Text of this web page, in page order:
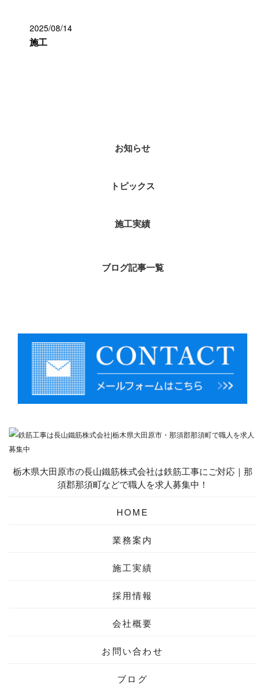
2025/08/14
施工
お知らせ
トピックス
施工実績
ブログ記事一覧
栃木県大田原市の長山鐵筋株式会社は鉄筋工事にご対応｜那
須郡那須町などで職人を求人募集中！
HOME
業務案内
施工実績
採用情報
会社概要
お問い合わせ
ブログ